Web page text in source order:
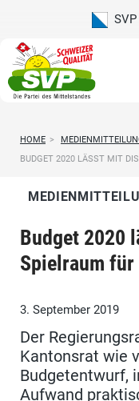
HOME >
BUDGET 2020 LÄSST MIT
Budget 2020
Spielraum für
3. September 2019
Der
Kantonsrat wie
Budgetentwurf,
Aufwand